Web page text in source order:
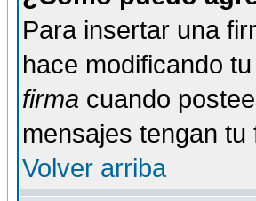
Para insertar una
hace modificando
firma cuando
mensajes tengan
Volver arriba